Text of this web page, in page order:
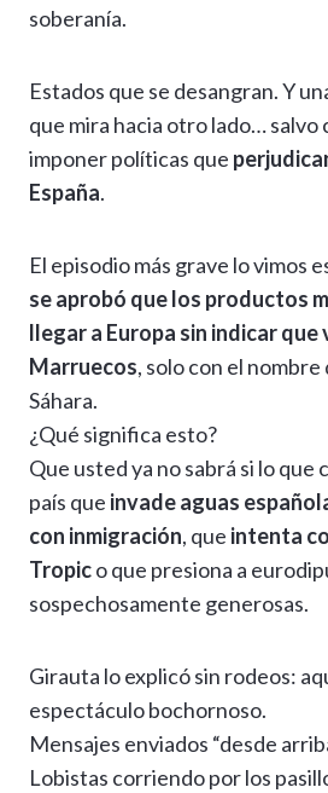
soberanía.
Estados que se desangran. Y
que mira hacia otro lado… salvo
imponer políticas que
España.
El episodio más grave lo vimos
se aprobó que los productos
llegar a Europa sin indicar que
Marruecos, solo con el
Sáhara.
¿Qué significa esto?
Que usted ya no sabrá si lo que
país que invade aguas
con inmigración, que intenta
Tropico que presiona a
sospechosamente generosas.
Girauta lo explicó sin rodeos:
espectáculo bochornoso.
Mensajes enviados “desde
Lobistas corriendo por los